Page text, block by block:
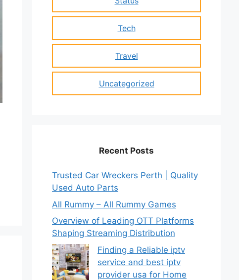
Tech
Travel
Uncategorized
Recent Posts
Trusted Car Wreckers Perth | Quality
Used Auto Parts
All Rummy – All Rummy Games
Overview of Leading OTT Platforms
Shaping Streaming Distribution
Finding a Reliable iptv
service and best iptv
provider usa for Home